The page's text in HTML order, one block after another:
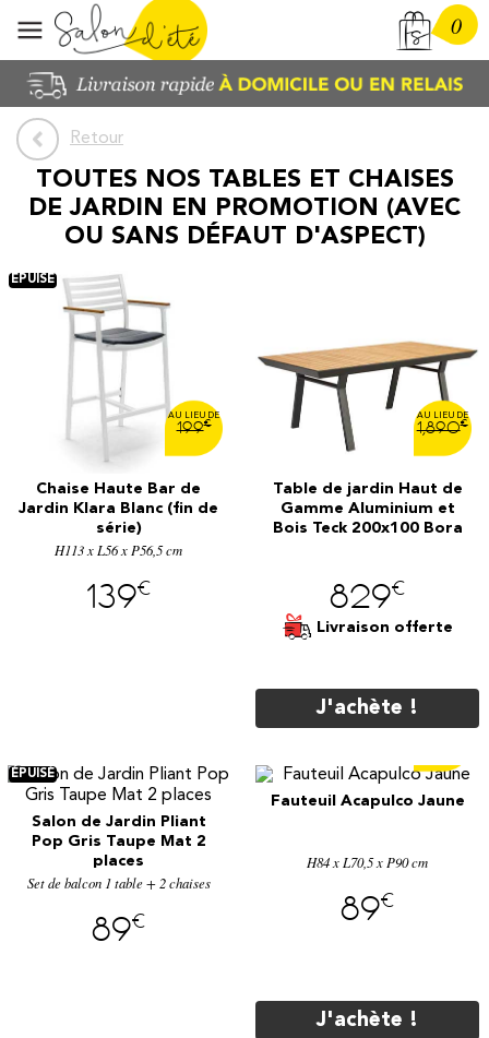
0
Retour
TOUTES NOS TABLES ET CHAISES
DE JARDIN EN PROMOTION (AVEC
OU SANS DÉFAUT D'ASPECT)
199€
Chaise Haute Bar de
Jardin Klara Blanc (fin de
série)
H113 x L56 x P56,5 cm
139€
1,890€
Table de jardin Haut de
Gamme Aluminium et
Bois Teck 200x100 Bora
829€
Livraison offerte
J'achète !
Salon de Jardin Pliant
Pop Gris Taupe Mat 2
places
Set de balcon 1 table + 2 chaises
89€
Fauteuil Acapulco Jaune
H84 x L70,5 x P90 cm
89€
J'achète !